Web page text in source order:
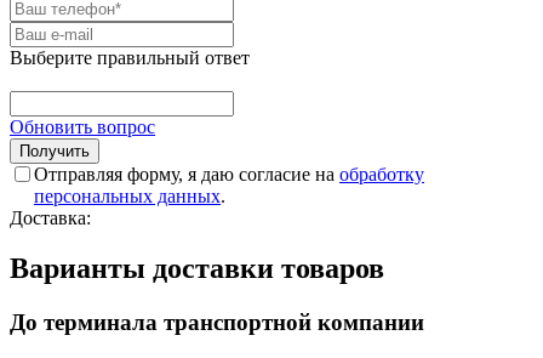
Выберите правильный ответ
Обновить вопрос
Отправляя форму, я даю согласие на обработку
персональных данных.
Доставка:
Варианты доставки товаров
До терминала транспортной компании